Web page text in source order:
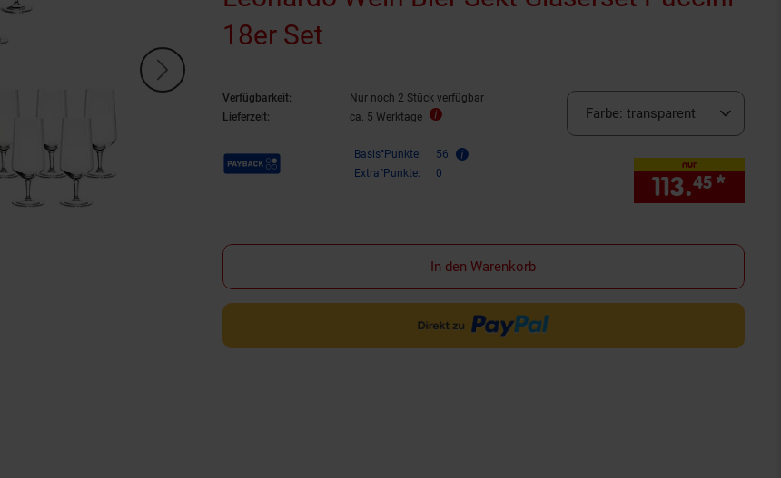
18er Set
Verfügbarkeit:
Nur noch 2 Stück verfügbar
Lieferzeit:
ca. 5 Werktage
Payback Punkte Basis°Punkte:
56
Extra°Punkte:
0
Farbe:transparent
nur
113.45 *
In den Warenkorb